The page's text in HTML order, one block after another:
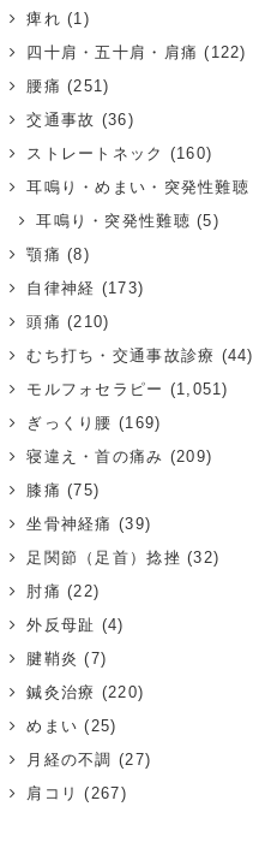
痺れ (1)
四十肩・五十肩・肩痛 (122)
腰痛 (251)
交通事故 (36)
ストレートネック (160)
耳鳴り・めまい・突発性難聴
耳鳴り・突発性難聴 (5)
顎痛 (8)
自律神経 (173)
頭痛 (210)
むち打ち・交通事故診療 (44)
モルフォセラピー (1,051)
ぎっくり腰 (169)
寝違え・首の痛み (209)
膝痛 (75)
坐骨神経痛 (39)
足関節（足首）捻挫 (32)
肘痛 (22)
外反母趾 (4)
腱鞘炎 (7)
鍼灸治療 (220)
めまい (25)
月経の不調 (27)
肩コリ (267)